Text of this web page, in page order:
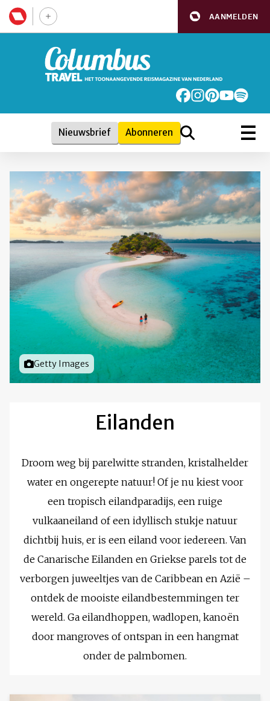
AANMELDEN
Nieuwsbrief Abonneren
Foto door
Getty Images
Eilanden
Droom weg bij parelwitte stranden, kristalhelder
water en ongerepte natuur! Of je nu kiest voor
een tropisch eilandparadijs, een ruige
vulkaaneiland of een idyllisch stukje natuur
dichtbij huis, er is een eiland voor iedereen. Van
de Canarische Eilanden en Griekse parels tot de
verborgen juweeltjes van de Caribbean en Azië –
ontdek de mooiste eilandbestemmingen ter
wereld. Ga eilandhoppen, wadlopen, kanoën
door mangroves of ontspan in een hangmat
onder de palmbomen.